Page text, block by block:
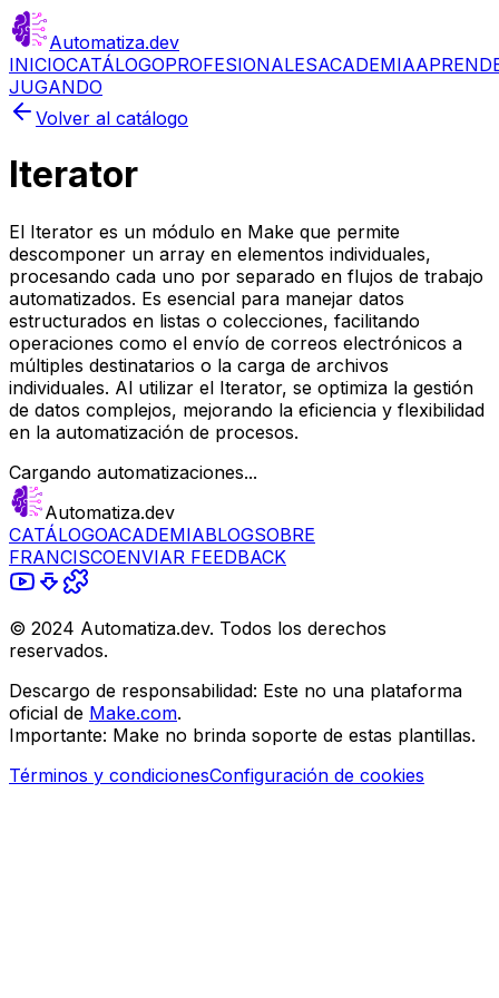
Automatiza.dev
INICIOCATÁLOGOPROFESIONALESACADEMIA
JUGANDO
Volver al catálogo
Iterator
El Iterator es un módulo en Make que permite
descomponer un array en elementos individuales,
procesando cada uno por separado en flujos de trabajo
automatizados. Es esencial para manejar datos
estructurados en listas o colecciones, facilitando
operaciones como el envío de correos electrónicos a
múltiples destinatarios o la carga de archivos
individuales. Al utilizar el Iterator, se optimiza la gestión
de datos complejos, mejorando la eficiencia y flexibilidad
en la automatización de procesos.
Cargando automatizaciones...
Automatiza.dev
CATÁLOGOACADEMIABLOGSOBRE
FRANCISCOENVIAR FEEDBACK
© 2024 Automatiza.dev. Todos los derechos
reservados.
Descargo de responsabilidad: Este no una plataforma
oficial de Make.com.
Importante: Make no brinda soporte de estas plantillas.
Términos y condicionesConfiguración de cookies